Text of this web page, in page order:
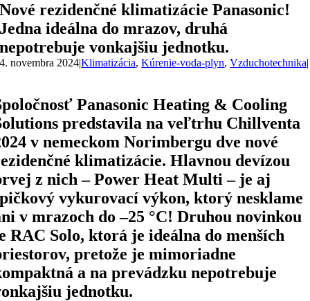
Nové rezidenčné klimatizácie Panasonic!
Jedna ideálna do mrazov, druhá
nepotrebuje vonkajšiu jednotku.
4. novembra 2024|Klimatizácia,Kúrenie-voda-plyn,Vzduchotechnika|
Panasonic Heating & Cooling
predstavila na veľtrhu Chillventa
v nemeckom Norimbergu dve nové
klimatizácie. Hlavnou devízou
z nich – Power Heat Multi – je aj
vykurovací výkon, ktorý nesklame
v mrazoch do –25 °C! Druhou novinkou
RAC Solo, ktorá je ideálna do menších
pretože je mimoriadne
a na prevádzku nepotrebuje
jednotku.